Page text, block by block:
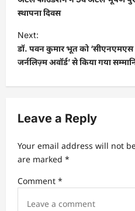
s
t
n
a
v
g
a
t
i
स्थापना दिवस
Next:
डॉ. पवन कुमार भूत को ‘सीएनएमएस
जर्नलिज़्म अवॉर्ड’ से किया गया
Leave a Reply
Your email address will not
are marked *
Comment *